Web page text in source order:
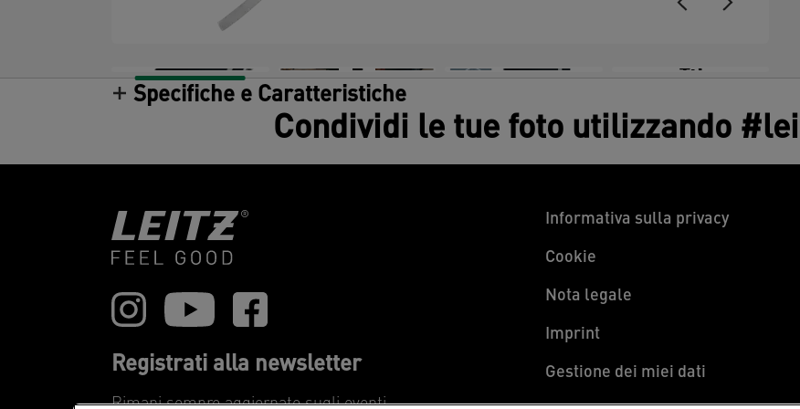
+3
Specifiche e Caratteristiche
Condividi le tue foto utilizzando
Registrati alla newsletter
Rimani sempre aggiornato sugli eventi
Informativa sulla privacy
Cookie
Nota legale
Imprint
Gestione dei miei dati